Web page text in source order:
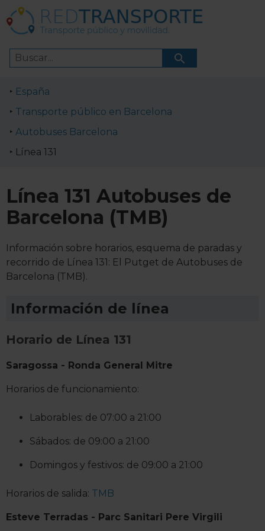
España
Transporte público en Barcelona
Autobuses Barcelona
Línea 131
Línea 131 Autobuses de
Barcelona (TMB)
Información sobre horarios, esquema de paradas y
recorrido de Línea 131: El Putget de Autobuses de
Barcelona (TMB).
Información de línea
Horario de Línea 131
Saragossa - Ronda General Mitre
Horarios de funcionamiento:
Laborables: de 07:00 a 21:00
Sábados: de 09:00 a 21:00
Domingos y festivos: de 09:00 a 21:00
Horarios de salida: TMB
Esteve Terradas - Parc Sanitari Pere Virgili